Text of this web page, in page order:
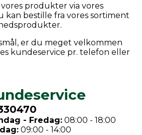
produkter via vores
kan bestille fra vores sortiment
er du meget velkommen
kundeservice pr. telefon eller
- Fredag:08:00 - 18:00
09:00 - 14:00